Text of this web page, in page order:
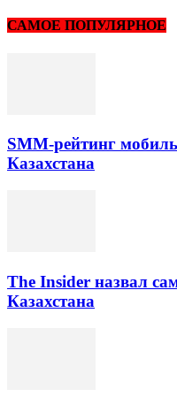
САМОЕ ПОПУЛЯРНОЕ
SMM-рейтинг
Казахстана
The Insider назвал
Казахстана